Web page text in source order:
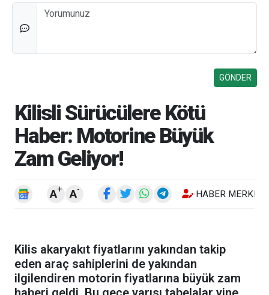
Düşünceleriniz
Kilisli Sürücülere Kötü
Haber: Motorine Büyük
Zam Geliyor!
A+ A- HABER MERKEZI